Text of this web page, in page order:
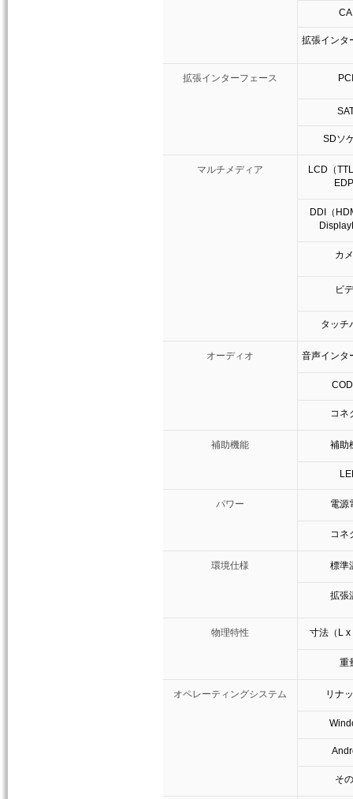
拡張インタ
拡張インターフェース
SDソ
マルチメディア
LCD（
DDI（
カ
ビ
タッチ
オーディオ 音声インタ
コネ
補助機能 補助
パワー 電源
コネ
環境仕様 標準
拡張
物理特性 寸法（L x
重
オペレーティングシステム リナ
そ